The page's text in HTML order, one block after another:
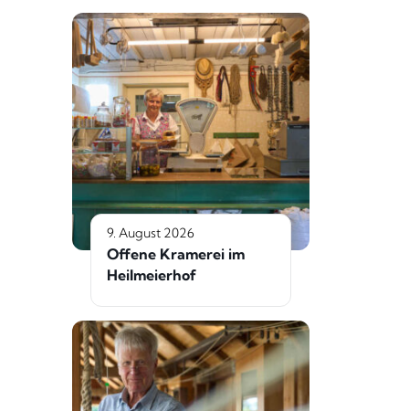
9. August 2026
Offene Kramerei im
Heilmeierhof